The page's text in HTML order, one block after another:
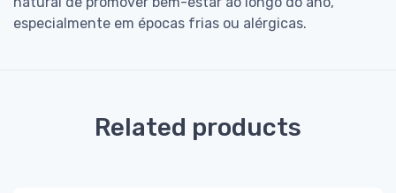
especialmente em épocas frias ou alérgicas.
Related products